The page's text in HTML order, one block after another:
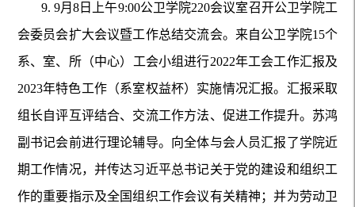
9. 9月8日上午9:00公卫学院220会议室召开公卫学院工
会委员会扩大会议暨工作总结交流会。来自公卫学院15个
系、室、所（中心）工会小组进行2022年工会工作汇报及
2023年特色工作（系室权益杯）实施情况汇报。汇报采取
组长自评互评结合、交流工作方法、促进工作提升。苏鸿
副书记会前进行理论辅导。向全体与会人员汇报了学院近
期工作情况，并传达习近平总书记关于党的建设和组织工
作的重要指示及全国组织工作会议有关精神；并为劳动卫